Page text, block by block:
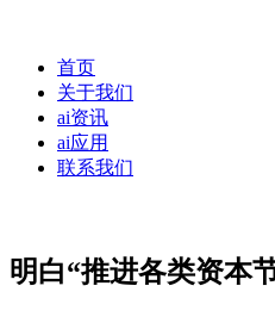
首页
关于我们
ai资讯
ai应用
联系我们
明白“推进各类资本